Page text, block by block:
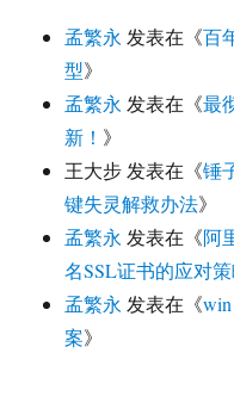
孟繁永 发表在《百
型》
孟繁永 发表在《最
新！ 》
王大步 发表在《锤
键失灵解救办法》
孟繁永 发表在《阿
名SSL证书的应对
孟繁永 发表在《
案》